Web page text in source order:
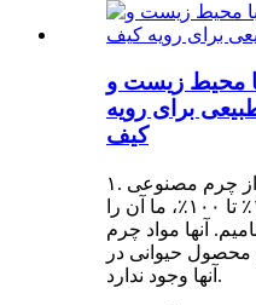
محیط زیست و
برای رویه
کیف
۱. این سری از چرم مصنوعی PU وگان است.
محتوای کربن زیستی از ۱۰٪ تا ۱۰۰٪، ما آن را
آنها مواد چرم
محصول حیوانی در
آنها وجود ندارد.